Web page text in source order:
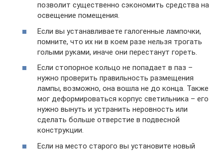
позволит существенно сэкономить средства на
освещение помещения.
Если вы устанавливаете галогенные лампочки,
помните, что их ни в коем разе нельзя трогать
голыми руками, иначе они перестанут гореть.
Если стопорное кольцо не попадает в паз –
нужно проверить правильность размещения
лампы, возможно, она вошла не до конца. Также
мог деформироваться корпус светильника – его
нужно вынуть и устранить неровность или
сделать больше отверстие в подвесной
конструкции.
Если на место старого вы установите новый